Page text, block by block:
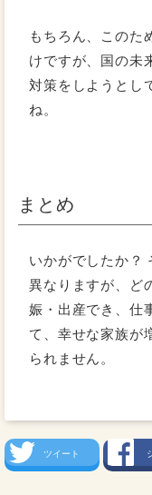
もちろん、このた
けですが、国の未
対策をしようとし
ね。
まとめ
いかがでしたか？
異なりますが、ど
娠・出産でき、仕
て、幸せな家族が
られません。
ツイート